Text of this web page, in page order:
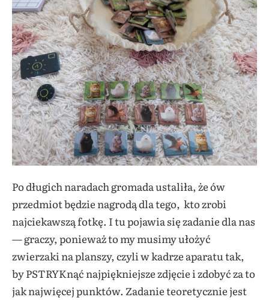
Po długich naradach gromada ustaliła, że ów
przedmiot będzie nagrodą dla tego, kto zrobi
najciekawszą fotkę. I tu pojawia się zadanie dla nas
— graczy, ponieważ to my musimy ułożyć
zwierzaki na planszy, czyli w kadrze aparatu tak,
by PSTRYKnąć najpiękniejsze zdjęcie i zdobyć za to
jak najwięcej punktów. Zadanie teoretycznie jest